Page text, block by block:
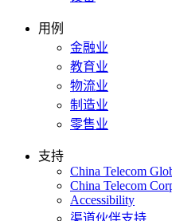
用例
金融业
教育业
物流业
制造业
零售业
支持
China Telecom
China Telecom
Accessibility
渠道伙伴支持